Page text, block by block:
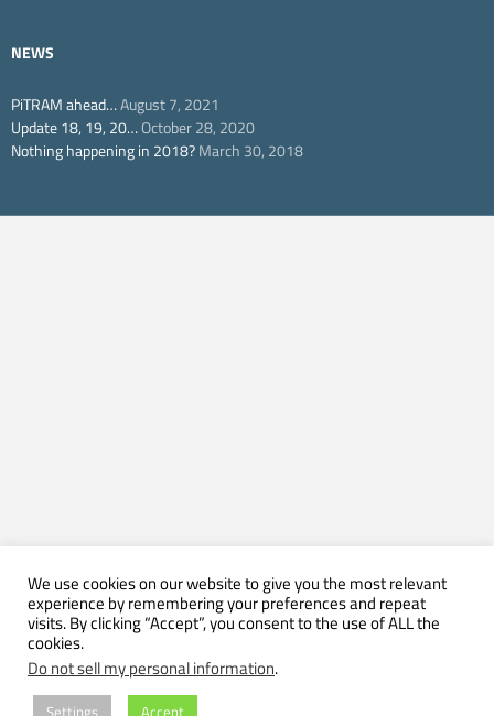
NEWS
PiTRAM ahead…August 7, 2021
Update 18, 19, 20…October 28, 2020
Nothing happening in 2018?March 30, 2018
We use cookies on our website to give you the most relevant
experience by remembering your preferences and repeat
visits. By clicking “Accept”, you consent to the use of ALL the
cookies.
Do not sell my personal information.
Settings Accept